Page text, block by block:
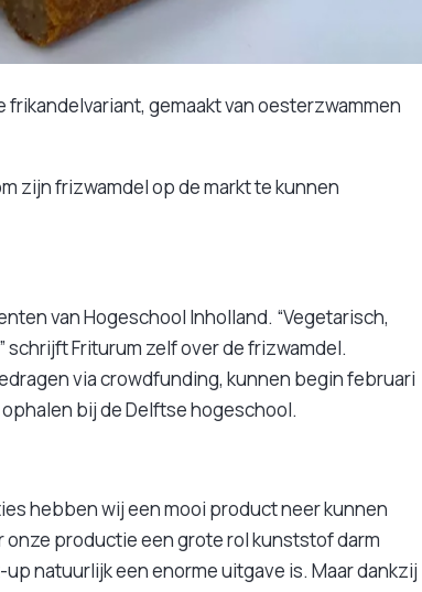
gemaakt van oesterzwammen
zijn frizwamdel op de markt te kunnen
van Hogeschool Inholland. “Vegetarisch,
schrijft Friturum zelf over de frizwamdel.
via crowdfunding, kunnen begin februari
bij de Delftse hogeschool.
hebben wij een mooi product neer kunnen
productie een grote rol kunststof darm
natuurlijk een enorme uitgave is. Maar dankzij